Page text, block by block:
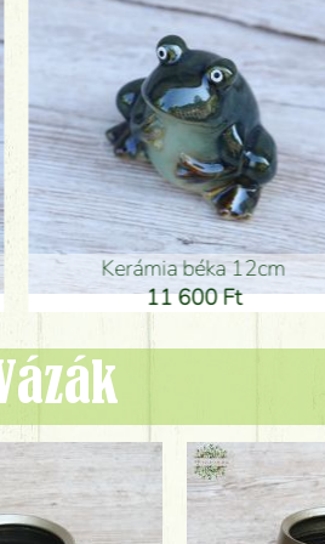
Kerámia béka 12cm
11 600 Ft